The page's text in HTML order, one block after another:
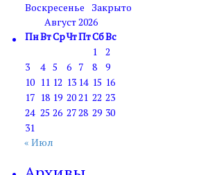
Воскресенье
Закрыто
Август 2026
ПнВтСрЧтПтСбВс
1
2
3
4 5 6 7 8
9
10 11 12 13 14 15 16
17 18 19 2021 22 23
24 25 26 2728 29 30
31
« Июл